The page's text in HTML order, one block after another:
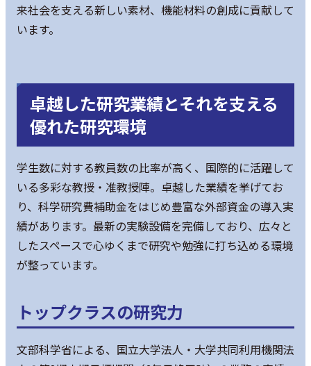
来社会を支える新しい素材、機能材料の創成に貢献して
います。
卓越した研究業績とそれを支える
優れた研究環境
学生数に対する教員数の比率が高く、国際的に活躍して
いる多彩な教授・准教授陣。卓越した業績を挙げてお
り、科学研究費補助金をはじめ豊富な外部資金の導入実
績があります。最新の実験設備を完備しており、広々と
したスペースで心ゆくまで研究や勉強に打ち込める環境
が整っています。
トップクラスの研究力
文部科学省による、国立大学法人・大学共同利用機関法